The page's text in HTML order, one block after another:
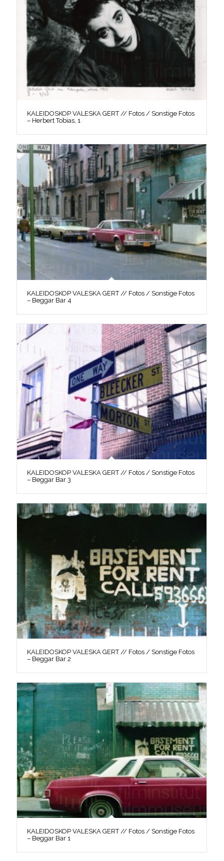
KALEIDOSKOP VALESKA GERT // Fotos / Sonstige Fotos
– Herbert Tobias, 1
KALEIDOSKOP VALESKA GERT // Fotos / Sonstige Fotos
– Beggar Bar 4
KALEIDOSKOP VALESKA GERT // Fotos / Sonstige Fotos
– Beggar Bar 3
KALEIDOSKOP VALESKA GERT // Fotos / Sonstige Fotos
– Beggar Bar 2
KALEIDOSKOP VALESKA GERT // Fotos / Sonstige Fotos
– Beggar Bar 1